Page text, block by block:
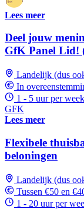
Lees meer
Deel jouw
GfK Panel Lid!
Landelijk (dus
In
1 - 5 uur per week
GFK
Lees meer
Flexibele
beloningen
Landelijk (dus
Tussen €50 en
1 - 20 uur per